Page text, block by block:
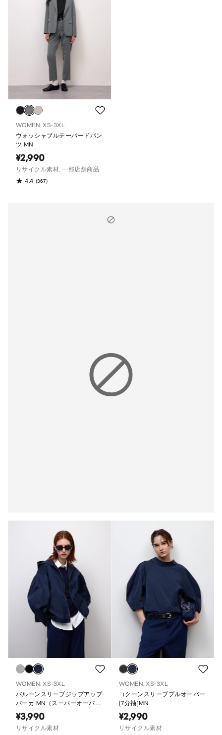
WOMEN, XS-3XL
ウォッシャブルテーパードパン
ツ MN
¥2,990
リサイクル素材, 一部店舗商品
4.4 (367)
WOMEN, XS-3XL
バルーンスリーブジップアップ
パーカ MN（スーパーオーバー
サイズフィット）
¥3,990
リサイクル素材
WOMEN, XS-3XL
コクーンスリーブプルオーバー
(7分袖)MN
¥2,990
リサイクル素材